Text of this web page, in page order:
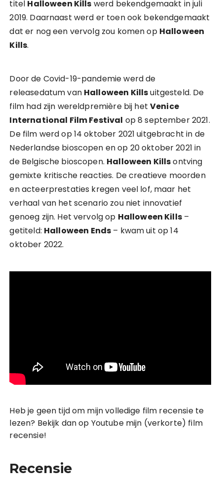
titel Halloween Kills werd bekendgemaakt in juli
2019. Daarnaast werd er toen ook bekendgemaakt
dat er nog een vervolg zou komen op Halloween
Kills.
Door de Covid-19-pandemie werd de
releasedatum van Halloween Killsuitgesteld. De
film had zijn wereldpremière bij hetVenice
International Film Festival op 8 september 2021.
De film werd op 14 oktober 2021 uitgebracht in de
Nederlandse bioscopen en op 20 oktober 2021 in
de Belgische bioscopen. Halloween Killsontving
gemixte kritische reacties. De creatieve moorden
en acteerprestaties kregen veel lof, maar het
verhaal van het scenario zou niet innovatief
genoeg zijn. Het vervolg op Halloween Kills–
getiteld: Halloween Ends – kwam uit op 14
oktober 2022.
Heb je geen tijd om mijn volledige film recensie te
lezen? Bekijk dan op Youtube mijn (verkorte) film
recensie!
Recensie